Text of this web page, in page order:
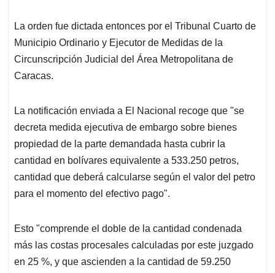
La orden fue dictada entonces por el Tribunal Cuarto de
Municipio Ordinario y Ejecutor de Medidas de la
Circunscripción Judicial del Área Metropolitana de
Caracas.
La notificación enviada a El Nacional recoge que "se
decreta medida ejecutiva de embargo sobre bienes
propiedad de la parte demandada hasta cubrir la
cantidad en bolívares equivalente a 533.250 petros,
cantidad que deberá calcularse según el valor del petro
para el momento del efectivo pago".
Esto "comprende el doble de la cantidad condenada
más las costas procesales calculadas por este juzgado
en 25 %, y que ascienden a la cantidad de 59.250